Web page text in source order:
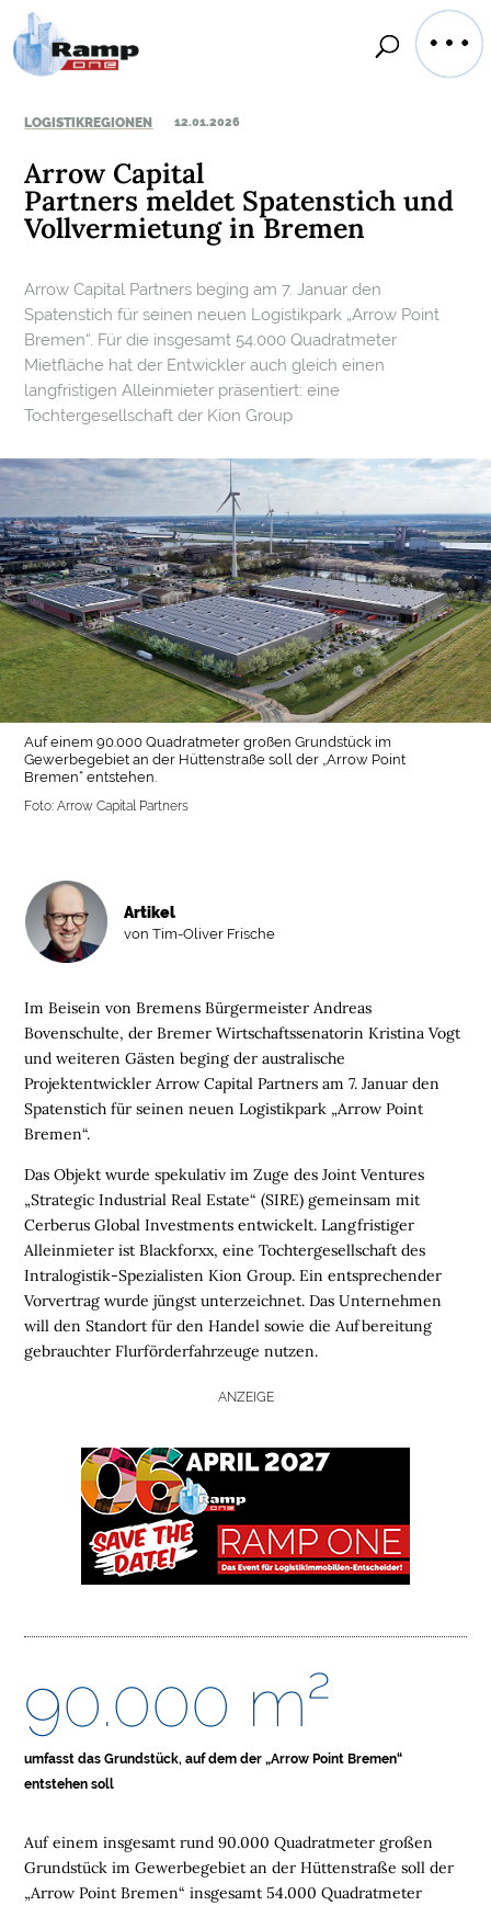
O
M
E
L
O
I
I
I
M
O
B
I
LOGISTIKREGIONEN 12.01.2026
Arrow Capital
Partners meldet Spatenstich und
Vollvermietung in Bremen
Arrow Capital Partners beging am 7. Januar den
Spatenstich für seinen neuen Logistikpark „Arrow Point
Bremen“. Für die insgesamt 54.000 Quadratmeter
Mietfläche hat der Entwickler auch gleich einen
langfristigen Alleinmieter präsentiert: eine
Tochtergesellschaft der Kion Group
Auf einem 90.000 Quadratmeter großen Grundstück im
Gewerbegebiet an der Hüttenstraße soll der „Arrow Point
Bremen“ entstehen.
Foto: Arrow Capital Partners
Im Beisein von Bremens Bürgermeister Andreas
Bovenschulte, der Bremer Wirtschaftssenatorin Kristina Vogt
und weiteren Gästen beging der australische
Projektentwickler Arrow Capital Partners am 7. Januar den
Spatenstich für seinen neuen Logistikpark „Arrow Point
Bremen“.
Das Objekt wurde spekulativ im Zuge des Joint Ventures
„Strategic Industrial Real Estate“ (SIRE) gemeinsam mit
Cerberus Global Investments entwickelt. Langfristiger
Alleinmieter ist Blackforxx, eine Tochtergesellschaft des
Intralogistik-Spezialisten Kion Group. Ein entsprechender
Vorvertrag wurde jüngst unterzeichnet. Das Unternehmen
will den Standort für den Handel sowie die Aufbereitung
gebrauchter Flurförderfahrzeuge nutzen.
Artikel
von Tim-Oliver Frische
Auf einem insgesamt rund 90.000 Quadratmeter großen
Grundstück im Gewerbegebiet an der Hüttenstraße soll der
„Arrow Point Bremen“ insgesamt 54.000 Quadratmeter
ANZEIGE
90.000 m²
umfasst das Grundstück, auf dem der „Arrow Point Bremen“
entstehen soll